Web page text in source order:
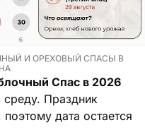
И ОРЕХОВЫЙ СПАСЫ В
Спас в 2026
среду. Праздник
дата остается